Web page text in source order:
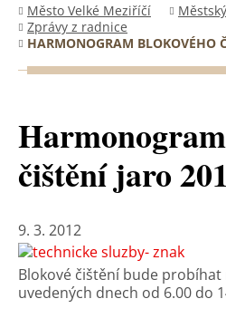
Město Velké Meziříčí
Zprávy z radnice
HARMONOGRAM BLOKOVÉHO
čištění jaro
9. 3. 2012
Blokové čištění bude
uvedených dnech od 6.00 do